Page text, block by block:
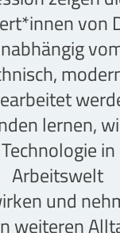
von
lernen,
Arbeitswelt
und
weiteren